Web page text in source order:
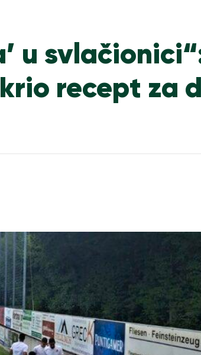
u
recept za